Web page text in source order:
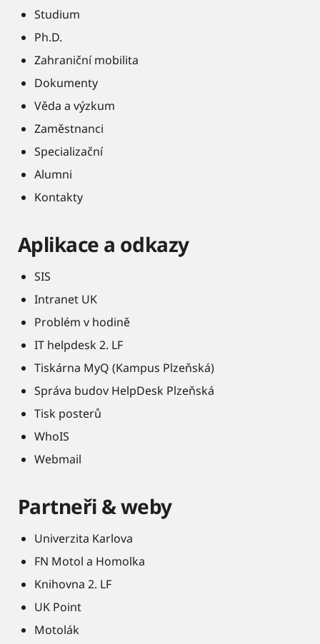
Studium
Ph.D.
Zahraniční mobilita
Dokumenty
Věda a výzkum
Zaměstnanci
Specializační
Alumni
Kontakty
Aplikace a odkazy
SIS
Intranet UK
Problém v hodině
IT helpdesk 2. LF
Tiskárna MyQ (Kampus Plzeňská)
Správa budov HelpDesk Plzeňská
Tisk posterů
WhoIS
Webmail
Partneři & weby
Univerzita Karlova
FN Motol a Homolka
Knihovna 2. LF
UK Point
Motolák